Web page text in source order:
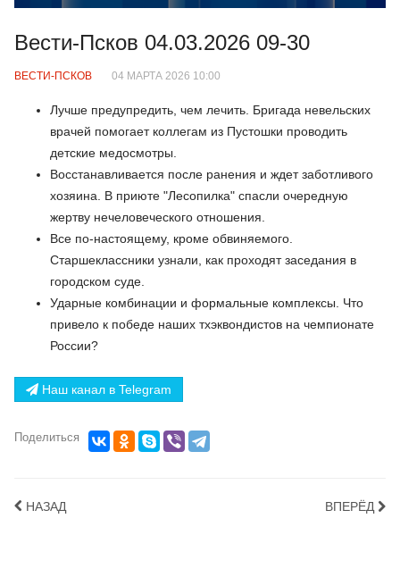
Вести-Псков 04.03.2026 09-30
ВЕСТИ-ПСКОВ 04 МАРТА 2026 10:00
Лучше предупредить, чем лечить. Бригада невельских
врачей помогает коллегам из Пустошки проводить
детские медосмотры.
Восстанавливается после ранения и ждет заботливого
хозяина. В приюте "Лесопилка" спасли очередную
жертву нечеловеческого отношения.
Все по-настоящему, кроме обвиняемого.
Старшеклассники узнали, как проходят заседания в
городском суде.
Ударные комбинации и формальные комплексы. Что
привело к победе наших тхэквондистов на чемпионате
России?
Наш канал в Telegram
Поделиться
НАЗАД ВПЕРЁД